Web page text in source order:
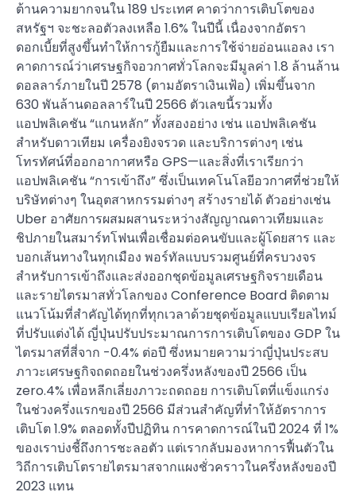
ต้านความยากจนใน 189 ประเทศ คาดว่าการเติบโตของ
สหรัฐฯ จะชะลอตัวลงเหลือ 1.6% ในปีนี้ เนื่องจากอัตรา
ดอกเบี้ยที่สูงขึ้นทำให้การกู้ยืมและการใช้จ่ายอ่อนแอลง เรา
คาดการณ์ว่าเศรษฐกิจอวกาศทั่วโลกจะมีมูลค่า 1.8 ล้านล้าน
ดอลลาร์ภายในปี 2578 (ตามอัตราเงินเฟ้อ) เพิ่มขึ้นจาก
630 พันล้านดอลลาร์ในปี 2566 ตัวเลขนี้รวมทั้ง
แอปพลิเคชัน “แกนหลัก” ทั้งสองอย่าง เช่น แอปพลิเคชัน
สำหรับดาวเทียม เครื่องยิงจรวด และบริการต่างๆ เช่น
โทรทัศน์ที่ออกอากาศหรือ GPS—และสิ่งที่เราเรียกว่า
แอปพลิเคชัน “การเข้าถึง” ซึ่งเป็นเทคโนโลยีอวกาศที่ช่วยให้
บริษัทต่างๆ ในอุตสาหกรรมต่างๆ สร้างรายได้ ตัวอย่างเช่น
Uber อาศัยการผสมผสานระหว่างสัญญาณดาวเทียมและ
ชิปภายในสมาร์ทโฟนเพื่อเชื่อมต่อคนขับและผู้โดยสาร และ
บอกเส้นทางในทุกเมือง พอร์ทัลแบบรวมศูนย์ที่ครบวงจร
สำหรับการเข้าถึงและส่งออกชุดข้อมูลเศรษฐกิจรายเดือน
และรายไตรมาสทั่วโลกของ Conference Board ติดตาม
แนวโน้มที่สำคัญได้ทุกที่ทุกเวลาด้วยชุดข้อมูลแบบเรียลไทม์
ที่ปรับแต่งได้ ญี่ปุ่นปรับประมาณการการเติบโตของ GDP ใน
ไตรมาสที่สี่จาก -0.4% ต่อปี ซึ่งหมายความว่าญี่ปุ่นประสบ
ภาวะเศรษฐกิจถดถอยในช่วงครึ่งหลังของปี 2566 เป็น
zero.4% เพื่อหลีกเลี่ยงภาวะถดถอย การเติบโตที่แข็งแกร่ง
ในช่วงครึ่งแรกของปี 2566 มีส่วนสำคัญที่ทำให้อัตราการ
เติบโต 1.9% ตลอดทั้งปีปฏิทิน การคาดการณ์ในปี 2024 ที่ 1%
ของเราบ่งชี้ถึงการชะลอตัว แต่เรากลับมองหาการฟื้นตัวใน
วิถีการเติบโตรายไตรมาสจากแผงชั่วคราวในครึ่งหลังของปี
2023 แทน